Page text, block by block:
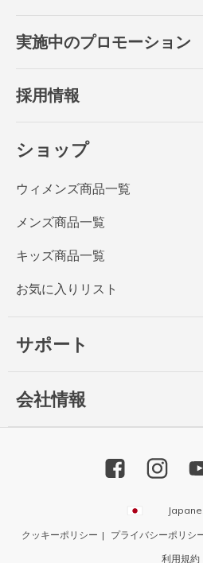
実施中のプロモーション
採用情報
ショップ
ウィメンズ商品一覧
メンズ商品一覧
キッズ商品一覧
お気に入りリスト
サポート
会社情報
クッキーポリシー プライバシーポリシ
利用規約